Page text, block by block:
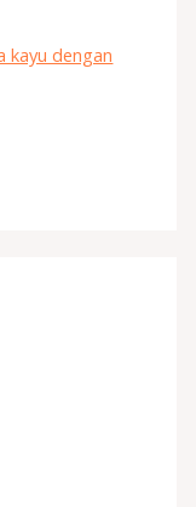
kayu dengan